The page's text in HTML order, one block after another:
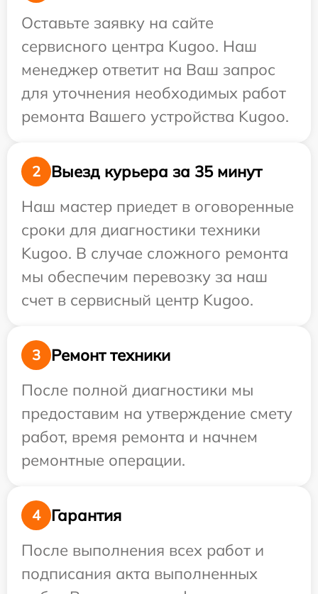
Оставьте заявку на сайте
сервисного центра Kugoo. Наш
менеджер ответит на Ваш запрос
для уточнения необходимых работ
ремонта Вашего устройства Kugoo.
2
Выезд курьера за 35 минут
Наш мастер приедет в оговоренные
сроки для диагностики техники
Kugoo. В случае сложного ремонта
мы обеспечим перевозку за наш
счет в сервисный центр Kugoo.
3
Ремонт техники
После полной диагностики мы
предоставим на утверждение смету
работ, время ремонта и начнем
ремонтные операции.
4
Гарантия
После выполнения всех работ и
подписания акта выполненных